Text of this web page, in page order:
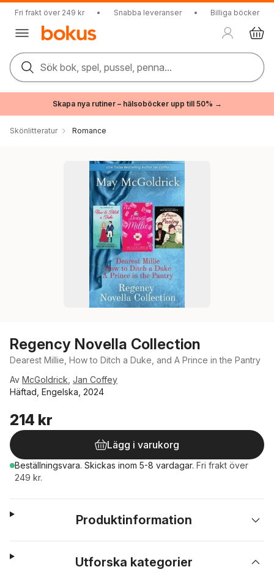
Fri frakt över 249 kr • Snabba leveranser • Billiga böcker
Sök bok, spel, pussel, penna...
Skapa nya rutiner – hälsoböcker upp till 50% →
Skönlitteratur Romance
Regency Novella Collection
Dearest Millie, How to Ditch a Duke, and A Prince in the Pantry
Av McGoldrick Jan Coffey
Häftad, Engelska, 2024
214 kr
Lägg i varukorg
Beställningsvara. Skickas inom 5-8 vardagar. Fri frakt över
249 kr.
Produktinformation
Utforska kategorier